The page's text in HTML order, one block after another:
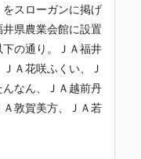
スローガンに掲げ
県農業会館に設置
の通り。ＪＡ福井
Ａ花咲ふくい、Ｊ
なん、ＪＡ越前丹
敦賀美方、ＪＡ若